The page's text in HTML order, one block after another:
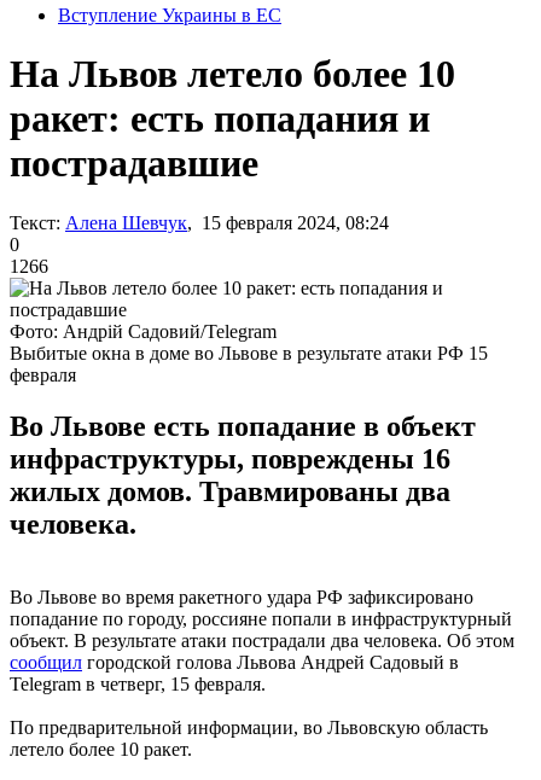
Вступление Украины в ЕС
На Львов летело более 10
ракет: есть попадания и
пострадавшие
Текст: Алена Шевчук, 15 февраля 2024, 08:24
0
1266
Фото: Андрій Садовий/Telegram
Выбитые окна в доме во Львове в результате атаки РФ 15
февраля
Во Львове есть попадание в объект
инфраструктуры, повреждены 16
жилых домов. Травмированы два
человека.
Во Львове во время ракетного удара РФ зафиксировано
попадание по городу, россияне попали в инфраструктурный
объект. В результате атаки пострадали два человека. Об этом
сообщил городской голова Львова Андрей Садовый в
Telegram в четверг, 15 февраля.
По предварительной информации, во Львовскую область
летело более 10 ракет.